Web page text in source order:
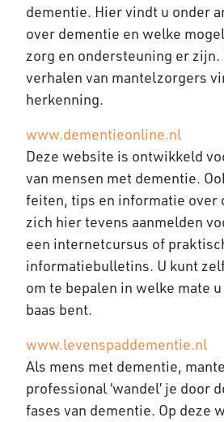
dementie. Hier vindt u onder
over dementie en welke
zorg en ondersteuning er zijn.
verhalen van mantelzorgers
herkenning.
www.dementieonline.nl
Deze website is ontwikkeld
van mensen met dementie.
feiten, tips en informatie over
zich hier tevens aanmelden
een internetcursus of
informatiebulletins. U kunt
om te bepalen in welke mate
baas bent.
www.levenspaddementie.nl
Als mens met dementie,
professional ‘wandel’ je door
fases van dementie. Op deze